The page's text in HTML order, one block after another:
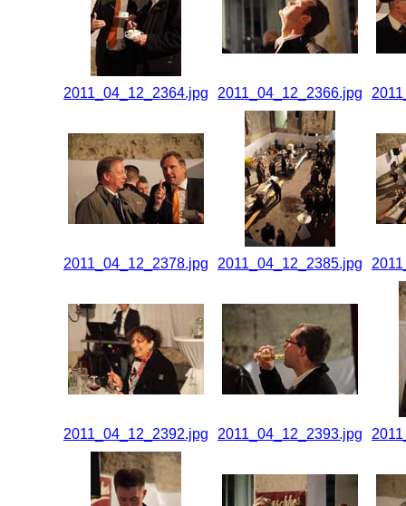
2011_04_12_2364.jpg 2011_04_12_2366.jpg
2011_04_12_2378.jpg 2011_04_12_2385.jpg
2011_04_12_2392.jpg 2011_04_12_2393.jpg